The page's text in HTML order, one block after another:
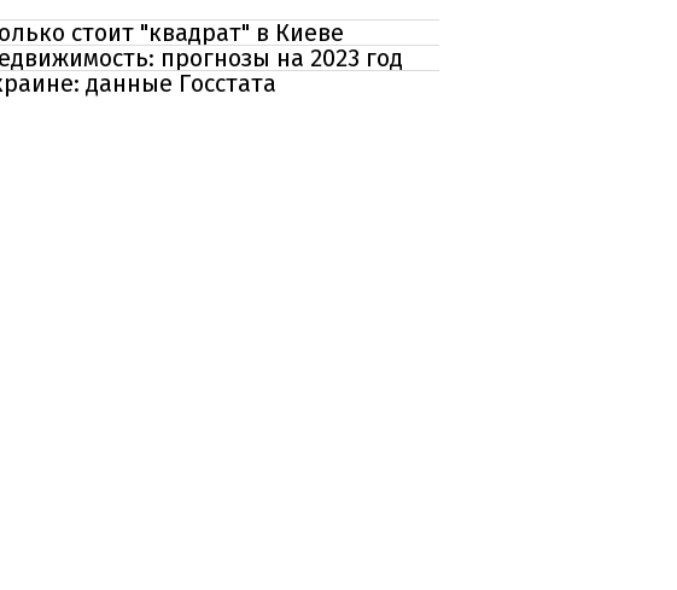
стоит "квадрат" в Киеве
прогнозы на 2023 год
данные Госстата